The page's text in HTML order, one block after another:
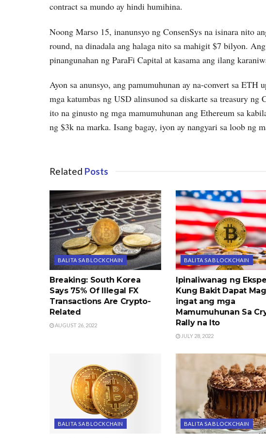
contract sa mundo ay hindi humihina.
Noong Marso 15, inanunsyo ng ConsenSys na isinara nito
round, na dinadala ang halaga nito sa mahigit $7 bilyon.
pinangunahan ng ParaFi Capital at kasama ang ilang
Ayon sa anunsyo, ang pamumuhunan ay na-convert sa ETH
mga katumbas ng USD alinsunod sa diskarte sa treasury ng
ito na ginusto ng mga mamumuhunan ang Ethereum sa
ng $3k na marka. Isang bagay, iyon ay nangyari sa loob ng
Related Posts
BALITA SA BLOCKCHAIN
Breaking: South Korea
Says 75% Of Illegal FX
Transactions Are Crypto-
Related
AUGUST 26, 2022
BALITA SA BLOCKCHAIN
Ipinaliwanag ng
Kung Bakit Dapat
ingat ang mga
Mamumuhunan Sa
Rally na Ito
JULY 28, 2022
BALITA SA BLOCKCHAIN BALITA SA BLOCKCHAIN